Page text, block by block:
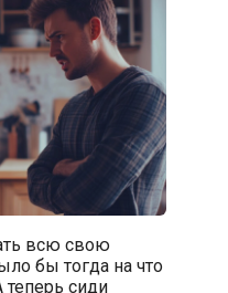
всю свою
бы тогда на что
теперь сиди